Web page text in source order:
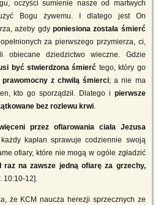
oczyści sumienie nasze od martwych
Bogu żywemu. I dlatego jest On
ażeby gdy poniesiona została śmierć
za pierwszego przymierza, ci,
obiecane dziedzictwo wieczne. Gdzie
być stwierdzona śmierć tego, który go
z chwilą śmierci; a nie ma
kto go sporządził. Dlatego i pierwsze
bez rozlewu krwi.
przez ofiarowania ciała Jezusa
kapłan sprawuje codziennie swoją
ofiary, które nie mogą w ogóle zgładzić
raz na zawsze jedną ofiarę za grzechy,
10:10-12].
że KCM naucza herezji sprzecznych ze